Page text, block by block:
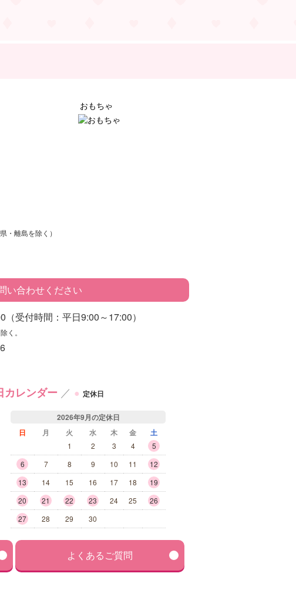
おもちゃ
・離島を除く）
い合わせください
く。
カレンダー ／ ● 定休日
2026年9月の定休日
日
月 火 水 木 金 土
1 2 3 4
5
6
7 8 9 10 11
12
13
14 15 16 17 18
19
20
21 22 23 24 25
26
27
28 29 30
よくあるご質問